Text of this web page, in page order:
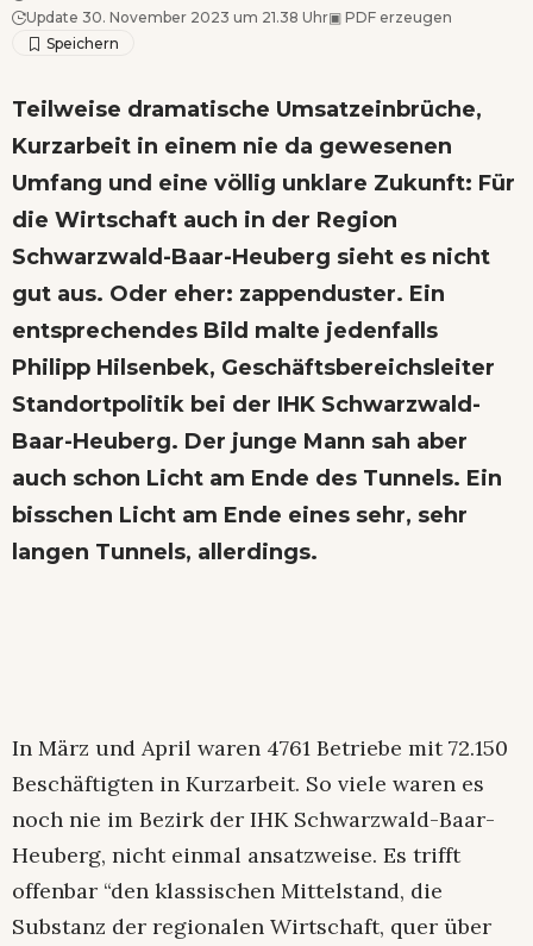
Update 30. November 2023 um 21.38 Uhr▣ PDF erzeugen
Teilweise dramatische Umsatzeinbrüche,
Kurzarbeit in einem nie da gewesenen
Umfang und eine völlig unklare Zukunft: Für
die Wirtschaft auch in der Region
Schwarzwald-Baar-Heuberg sieht es nicht
gut aus. Oder eher: zappenduster. Ein
entsprechendes Bild malte jedenfalls
Philipp Hilsenbek, Geschäftsbereichsleiter
Standortpolitik bei der IHK Schwarzwald-
Baar-Heuberg. Der junge Mann sah aber
auch schon Licht am Ende des Tunnels. Ein
bisschen Licht am Ende eines sehr, sehr
langen Tunnels, allerdings.
In März und April waren 4761 Betriebe mit 72.150
Beschäftigten in Kurzarbeit. So viele waren es
noch nie im Bezirk der IHK Schwarzwald-Baar-
Heuberg, nicht einmal ansatzweise. Es trifft
offenbar “den klassischen Mittelstand, die
Substanz der regionalen Wirtschaft, quer über